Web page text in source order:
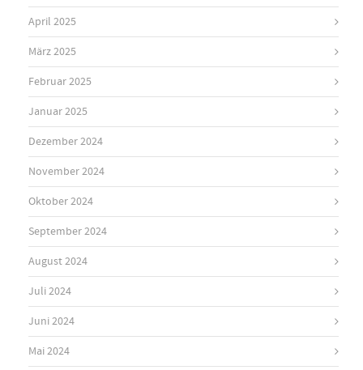
April 2025
März 2025
Februar 2025
Januar 2025
Dezember 2024
November 2024
Oktober 2024
September 2024
August 2024
Juli 2024
Juni 2024
Mai 2024